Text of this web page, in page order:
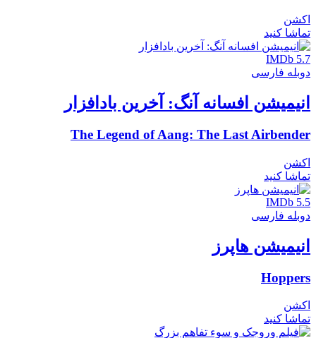
اکشن
تماشا کنید
IMDb 5.7
دوبله فارسی
انیمیشن افسانه آنگ: آخرین بادافزار
The Legend of Aang: The Last Airbender
اکشن
تماشا کنید
IMDb 5.5
دوبله فارسی
انیمیشن هاپرز
Hoppers
اکشن
تماشا کنید